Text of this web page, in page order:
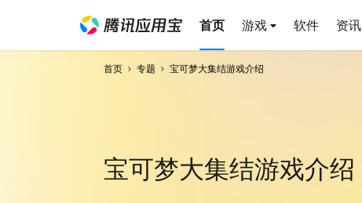
首页 游戏 软件 资讯
首页 专题 宝可梦大集结游戏介绍
宝可梦大集结游戏介绍